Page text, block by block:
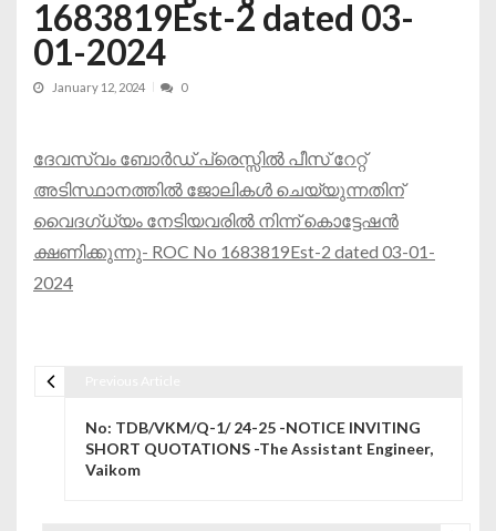
1683819Est-2 dated 03-
01-2024
January 12, 2024 0
ദേവസ്വം ബോർഡ്‌ പ്രെസ്സിൽ പീസ് റേറ്റ്
അടിസ്ഥാനത്തിൽ ജോലികൾ ചെയ്യുന്നതിന്
വൈദഗ്ധ്യം നേടിയവരിൽ നിന്ന് കൊട്ടേഷൻ
ക്ഷണിക്കുന്നു- ROC No 1683819Est-2 dated 03-01-
2024
No: TDB/VKM/Q-1/ 24-25 -NOTICE INVITING
SHORT QUOTATIONS -The Assistant Engineer,
Vaikom